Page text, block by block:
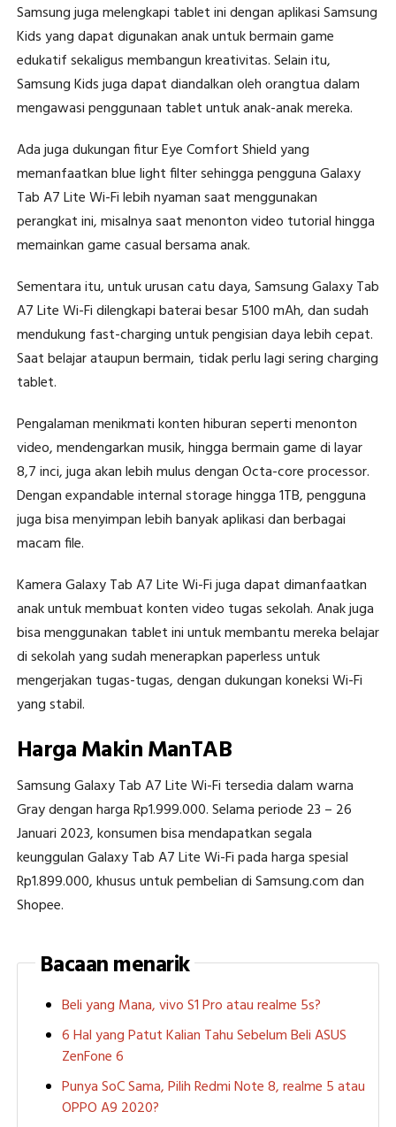
Samsung juga melengkapi tablet ini dengan aplikasi Samsung
Kids yang dapat digunakan anak untuk bermain game
edukatif sekaligus membangun kreativitas. Selain itu,
Samsung Kids juga dapat diandalkan oleh orangtua dalam
mengawasi penggunaan tablet untuk anak-anak mereka.
Ada juga dukungan fitur Eye Comfort Shield yang
memanfaatkan blue light filter sehingga pengguna Galaxy
Tab A7 Lite Wi-Fi lebih nyaman saat menggunakan
perangkat ini, misalnya saat menonton video tutorial hingga
memainkan game casual bersama anak.
Sementara itu, untuk urusan catu daya, Samsung Galaxy Tab
A7 Lite Wi-Fi dilengkapi baterai besar 5100 mAh, dan sudah
mendukung fast-charging untuk pengisian daya lebih cepat.
Saat belajar ataupun bermain, tidak perlu lagi sering charging
tablet.
Pengalaman menikmati konten hiburan seperti menonton
video, mendengarkan musik, hingga bermain game di layar
8,7 inci, juga akan lebih mulus dengan Octa-core processor.
Dengan expandable internal storage hingga 1TB, pengguna
juga bisa menyimpan lebih banyak aplikasi dan berbagai
macam file.
Kamera Galaxy Tab A7 Lite Wi-Fi juga dapat dimanfaatkan
anak untuk membuat konten video tugas sekolah. Anak juga
bisa menggunakan tablet ini untuk membantu mereka belajar
di sekolah yang sudah menerapkan paperless untuk
mengerjakan tugas-tugas, dengan dukungan koneksi Wi-Fi
yang stabil.
Harga Makin ManTAB
Samsung Galaxy Tab A7 Lite Wi-Fi tersedia dalam warna
Gray dengan harga Rp1.999.000. Selama periode 23 – 26
Januari 2023, konsumen bisa mendapatkan segala
keunggulan Galaxy Tab A7 Lite Wi-Fi pada harga spesial
Rp1.899.000, khusus untuk pembelian di Samsung.com dan
Shopee.
Bacaan menarik
Beli yang Mana, vivo S1 Pro atau realme 5s?
6 Hal yang Patut Kalian Tahu Sebelum Beli ASUS
ZenFone 6
Punya SoC Sama, Pilih Redmi Note 8, realme 5 atau
OPPO A9 2020?